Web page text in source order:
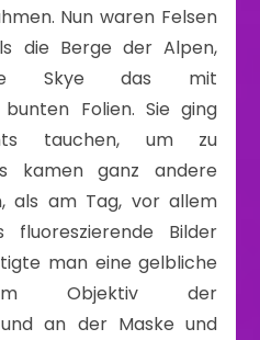
Nun waren Felsen
die Berge der Alpen,
Skye das mit
Folien. Sie ging
tauchen, um zu
kamen ganz andere
als am Tag, vor allem
Bilder
man eine gelbliche
Objektiv der
an der Maske und